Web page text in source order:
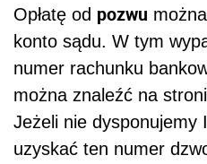
Opłatę od pozwu
konto sądu. W tym
numer rachunku
można znaleźć na
Jeżeli nie dysponujemy
uzyskać ten numer